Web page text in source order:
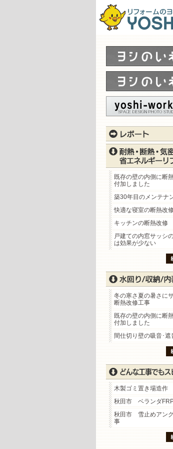
既存の壁の内側に断
付加しました
築30年目のメンテナ
快適な寝室の断熱改
キッチンの断熱改修
戸建ての内窓サッシ
は効果が少ない
冬の寒さ夏の暑さに
断熱改修工事
既存の壁の内側に断
付加しました
間仕切り壁の吸音･遮
木製ゴミ置き場造作
秋田市 ベランダ
秋田市 雪止めアン
事